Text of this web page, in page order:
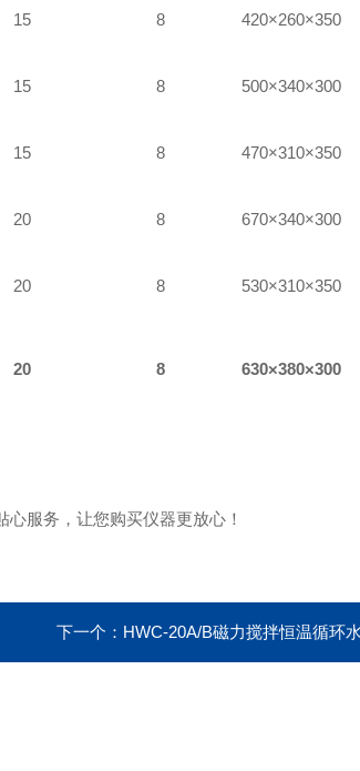
15 8 420×260×350
15 8 500×340×300
15 8 470×310×350
20 8 670×340×300
20 8 530×310×350
20 8 630×380×300
心服务，让您购买仪器更放心！
下一个： HWC-20A/B磁力搅拌恒温循环